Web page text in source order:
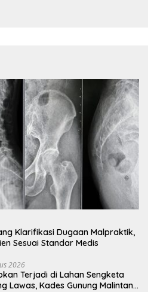
Klarifikasi Dugaan Malpraktik,
Sesuai Standar Medis
2026
Terjadi di Lahan Sengketa
Lawas, Kades Gunung Malintang